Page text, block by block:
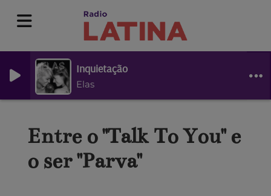
Inquietação
Elas
Entre o "Talk To You" e
o ser "Parva"